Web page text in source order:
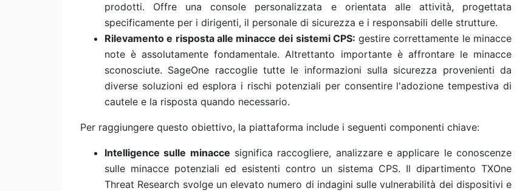
prodotti. Offre una console personalizzata e orientata alle attività, progettata
specificamente per i dirigenti, il personale di sicurezza e i responsabili delle strutture.
Rilevamento e risposta alle minacce dei sistemi CPS: gestire correttamente le minacce
note è assolutamente fondamentale. Altrettanto importante è affrontare le minacce
sconosciute. SageOne raccoglie tutte le informazioni sulla sicurezza provenienti da
diverse soluzioni ed esplora i rischi potenziali per consentire l'adozione tempestiva di
cautele e la risposta quando necessario.
Per raggiungere questo obiettivo, la piattaforma include i seguenti componenti chiave:
Intelligence sulle minacce significa raccogliere, analizzare e applicare le conoscenze
sulle minacce potenziali ed esistenti contro un sistema CPS. Il dipartimento TXOne
Threat Research svolge un elevato numero di indagini sulle vulnerabilità dei dispositivi e